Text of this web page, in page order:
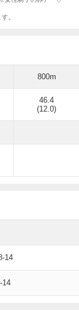
。
800m
46.4
(12.0)
14
14